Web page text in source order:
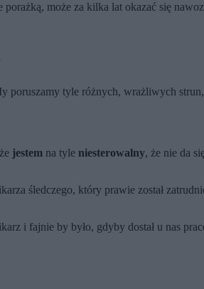
może za kilka lat okazać się
poruszamy tyle różnych, wrażliwych
jestem na tyle niesterowalny, że nie da
śledczego, który prawie został
i fajnie by było, gdyby dostał u nas